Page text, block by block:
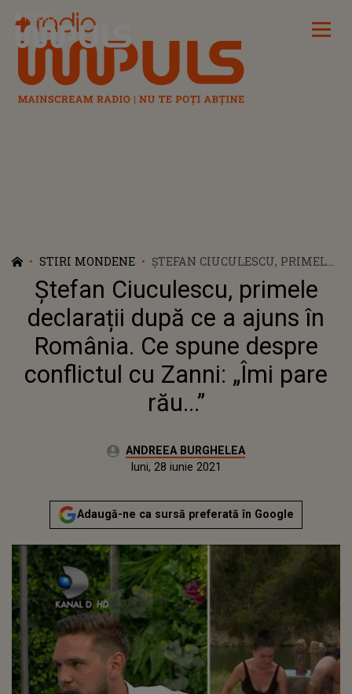
Radio Impuls
STIRI MONDENE
ȘTEFAN CIUCULESCU, PRIMELE
DECLARAȚII DUPĂ CE A AJUNS
ÎN ROMÂNIA. CE SPUNE DESPRE
CONFLICTUL CU ZANNI: „ÎMI
PARE RĂU...”
Ștefan Ciuculescu, primele
declarații după ce a ajuns în
România. Ce spune despre
conflictul cu Zanni: „Îmi pare
rău...”
Autor:ANDREEA BURGHELEA
Actualizat:
luni, 28 iunie 2021
Adaugă-ne ca sursă preferată în Google